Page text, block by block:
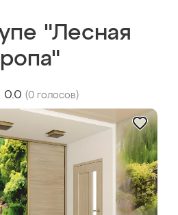
"Лесная
0.0 (0 голосов)